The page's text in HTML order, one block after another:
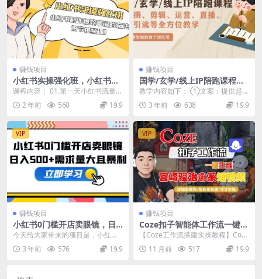
赚钱项目
小红书实操强化班，小红书制
作爆款笔记的方法（8节视频
课）
课程内容： 01.第一天小红书流量机
制和爆款笔记思路 .mp4 02.小红书
制作...2 年前 560 19.9
赚钱项目
国学/玄学/线上IP陪跑课程，
从0-1全方位教学，快速发展
数百个矩阵号
教学内容如下： ①文案：提供起号
的文案、文案违规注意事项、平台
允许的不违规的原创...
3 年前 638 19.9
VIP
赚钱项目
小红书0门槛开店卖眼镜，日
入500+需求量大且暴利，一部
今天给大家带来的项目是，小红书
卖眼镜实现日入500+，这个商品的
利润是非常高的，...
3 年前 576 19.9
VIP
赚钱项目
Coze扣子智能体工作流一键生
成“宫崎骏治愈系“短视频，全
【Coze工作流搭建实操教程】Coze
智能体工作流一键生成“宫崎骏治愈
系“短视频...
11 月前 517 19.9